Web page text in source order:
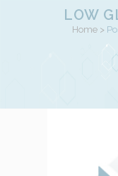
LOW
Home >